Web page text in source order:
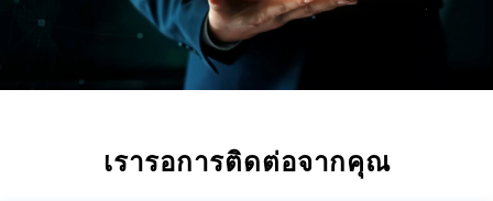
เรารอการติดต่อจากคุณ